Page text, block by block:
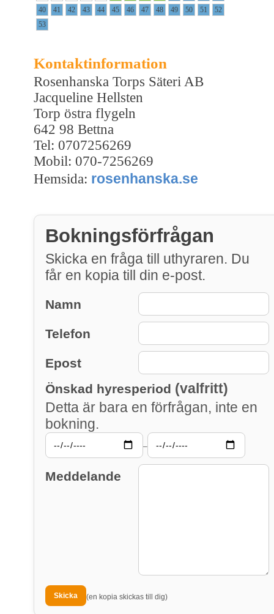
40
41 42 43 44 45 46 47 48 49 50 51
52
53
Kontaktinformation
Rosenhanska Torps Säteri AB
Jacqueline Hellsten
Torp östra flygeln
642 98 Bettna
Tel: 0707256269
Mobil: 070-7256269
Hemsida: rosenhanska.se
Bokningsförfrågan
Skicka en fråga till uthyraren. Du
får en kopia till din e-post.
Namn
Telefon
Epost
Önskad hyresperiod (valfritt)
Detta är bara en förfrågan, inte en
bokning.
–
Meddelande
(en kopia skickas till dig)